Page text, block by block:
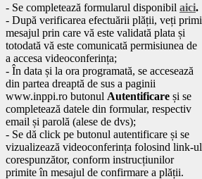
- Se completează formularul disponibil aici.
- După verificarea efectuării plății, veți primi
mesajul prin care vă este validată plata și
totodată vă este comunicată permisiunea de
a accesa videoconferința;
- În data și la ora programată, se accesează
din partea dreaptă de sus a paginii
www.inppi.ro butonul Autentificare și se
completează datele din formular, respectiv
email și parolă (alese de dvs);
- Se dă click pe butonul autentificare și se
vizualizează videoconferința folosind link-ul
corespunzător, conform instrucțiunilor
primite în mesajul de confirmare a plății.